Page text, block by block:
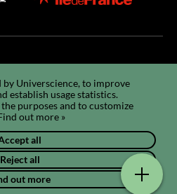
by Universcience, to improve
establish usage statistics.
purposes and to customize
out more »
all
Reject all
out more
Sitemap Q&A FR